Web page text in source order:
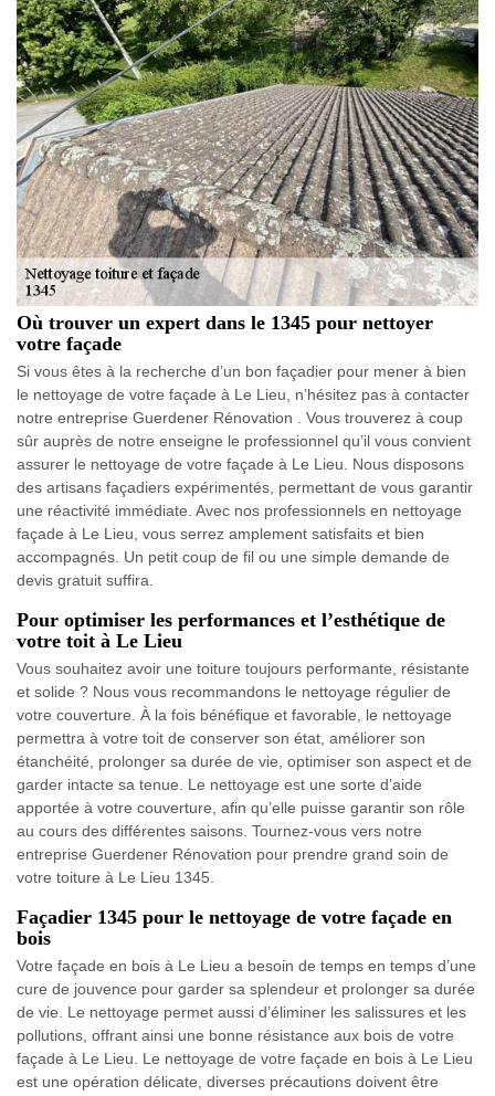
Où trouver un expert dans le 1345 pour nettoyer
votre façade
Si vous êtes à la recherche d’un bon façadier pour mener à bien
le nettoyage de votre façade à Le Lieu, n’hésitez pas à contacter
notre entreprise Guerdener Rénovation . Vous trouverez à coup
sûr auprès de notre enseigne le professionnel qu’il vous convient
assurer le nettoyage de votre façade à Le Lieu. Nous disposons
des artisans façadiers expérimentés, permettant de vous garantir
une réactivité immédiate. Avec nos professionnels en nettoyage
façade à Le Lieu, vous serrez amplement satisfaits et bien
accompagnés. Un petit coup de fil ou une simple demande de
devis gratuit suffira.
Pour optimiser les performances et l’esthétique de
votre toit à Le Lieu
Vous souhaitez avoir une toiture toujours performante, résistante
et solide ? Nous vous recommandons le nettoyage régulier de
votre couverture. À la fois bénéfique et favorable, le nettoyage
permettra à votre toit de conserver son état, améliorer son
étanchéité, prolonger sa durée de vie, optimiser son aspect et de
garder intacte sa tenue. Le nettoyage est une sorte d’aide
apportée à votre couverture, afin qu’elle puisse garantir son rôle
au cours des différentes saisons. Tournez-vous vers notre
entreprise Guerdener Rénovation pour prendre grand soin de
votre toiture à Le Lieu 1345.
Façadier 1345 pour le nettoyage de votre façade en
bois
Votre façade en bois à Le Lieu a besoin de temps en temps d’une
cure de jouvence pour garder sa splendeur et prolonger sa durée
de vie. Le nettoyage permet aussi d’éliminer les salissures et les
pollutions, offrant ainsi une bonne résistance aux bois de votre
façade à Le Lieu. Le nettoyage de votre façade en bois à Le Lieu
est une opération délicate, diverses précautions doivent être